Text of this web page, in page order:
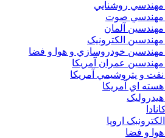
مهندسي روشنايي
مهندسي صوت
مهندسين آلمان
مهندسين الکترونيک
مهندسين خودروسازي و هوا و فضا
مهندسين عمران آمريکا
نفت و پتروشيمي آمريکا
هسته اي آمريکا
هيدروليک
اروپا
هوا و فضا